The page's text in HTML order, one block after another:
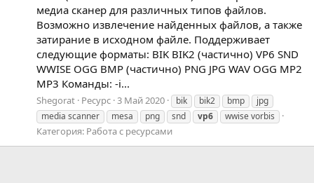
медиа сканер для различных типов файлов.
Возможно извлечение найденных файлов, а также
затирание в исходном файле. Поддерживает
следующие форматы: BIK BIK2 (частично) VP6 SND
WWISE OGG BMP (частично) PNG JPG WAV OGG MP2
MP3 Команды: -i...
Shegorat Ресурс 3 Май 2020 bik bik2 bmp
jpg
media scanner
mesa png snd vp6 wwise vorbis
Категория: Работа с ресурсами